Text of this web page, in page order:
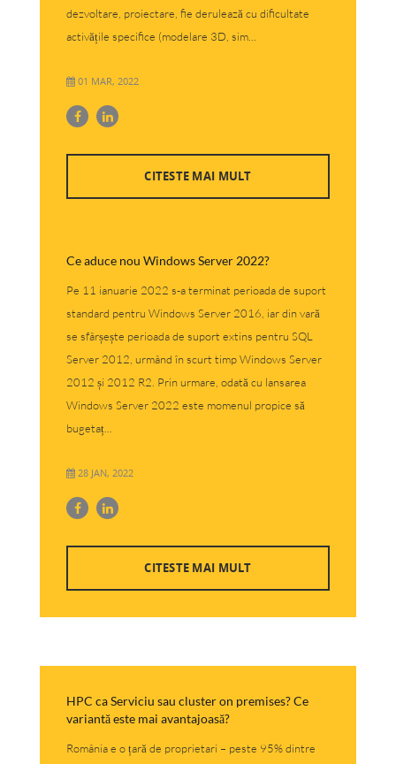
dezvoltare, proiectare, fie derulează cu dificultate
activățile specifice (modelare 3D, sim...
01 MAR, 2022
CITESTE MAI MULT
Ce aduce nou Windows Server 2022?
Pe 11 ianuarie 2022 s-a terminat perioada de suport
standard pentru Windows Server 2016, iar din vară
se sfârșește perioada de suport extins pentru SQL
Server 2012, urmând în scurt timp Windows Server
2012 și 2012 R2. Prin urmare, odată cu lansarea
Windows Server 2022 este momenul propice să
bugetaț...
28 JAN, 2022
CITESTE MAI MULT
HPC ca Serviciu sau cluster on premises? Ce
variantă este mai avantajoasă?
România e o țară de proprietari – peste 95% dintre